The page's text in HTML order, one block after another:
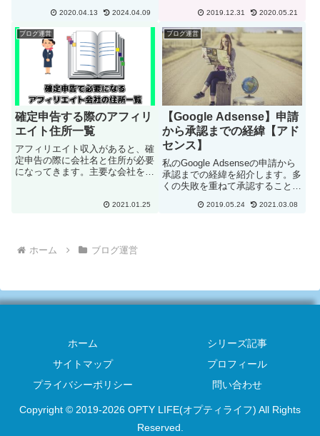
専用サーバーと契約するブログを
続けられる自信がついたら、専用
サーバーと契約しましょう。私の
場合は、『X server』と...
2020.04.13 2024.04.09
た アドセンスの承認を得たこと
アフィリエイト広告を始めた ブ
ログ用のTwitterを始めた 英語用
のT...
2019.12.31 2020.05.21
ブログ運営
確定申告する際のアフィリ
エイト住所一覧
アフィリエイト収入があると、確
定申告の際に会社名と住所が必要
になってきます。主要な会社を下
企業などありましたら連絡を下さ
2021.01.25
ブログ運営
【Google Adsense】申請
から承認までの経緯【アド
センス】
私のGoogle Adsenseの申請から
承認までの経緯を紹介します。多
くの失敗を重ねて承認することが
うな失敗はしない様に、皆さんの
2019.05.24 2021.03.08
ホーム ブログ運営
ホーム
シリーズ記事
サイトマップ
プロフィール
プライバシーポリシー
問い合わせ
Copyright © 2019-2026 OPTY LIFE(オプティライフ) All Rights
Reserved.